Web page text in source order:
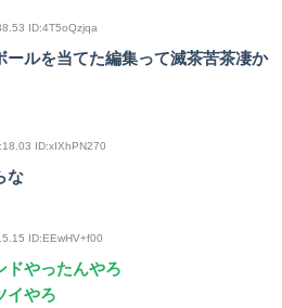
ID:4T5oQzjqa
ールを当てた編集って滅茶苦茶凄か
ID:xIXhPN270
な
ID:EEwHV+f00
ドやったんやろ
イやろ